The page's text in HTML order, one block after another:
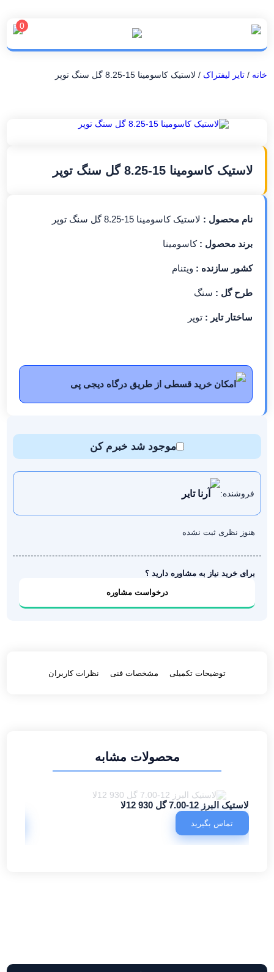
0
خانه /تایر لیفتراک / لاستیک کاسومینا 15-8.25 گل سنگ توپر
لاستیک کاسومینا 15-8.25 گل سنگ توپر
نام محصول : لاستیک کاسومینا 15-8.25 گل سنگ توپر
برند محصول : کاسومینا
کشور سازنده : ویتنام
طرح گل : سنگ
ساختار تایر : توپر
امکان خرید قسطی از طریق درگاه دیجی پی
موجود شد خبرم کن
فروشنده: آرنا تایر
هنوز نظری ثبت نشده
برای خرید نیاز به مشاوره دارید ؟
درخواست مشاوره
توضیحات تکمیلی مشخصات فنی نظرات کاربران
محصولات مشابه
لاستیک البرز 12-7.00 گل 930 12لا
تماس بگیرید